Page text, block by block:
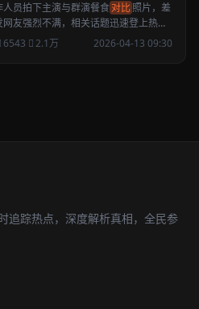
人员拍下主演与群演餐食 对比照片，差
网友强烈不满，相关话题迅速登上热
6543 2.1万 2026-04-13 09:30
追踪热点，深度解析真相，全民参